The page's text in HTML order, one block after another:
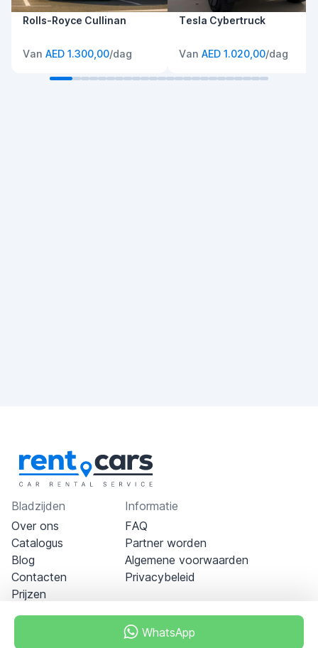
Rolls-Royce Cullinan
Van AED 1.300,00/dag
Tesla Cybertruck
Van AED 1.020,00/dag
WhatsApp
Bladzijden
Over ons
Catalogus
Blog
Contacten
Prijzen
Informatie
FAQ
Partner worden
Algemene voorwaarden
Privacybeleid